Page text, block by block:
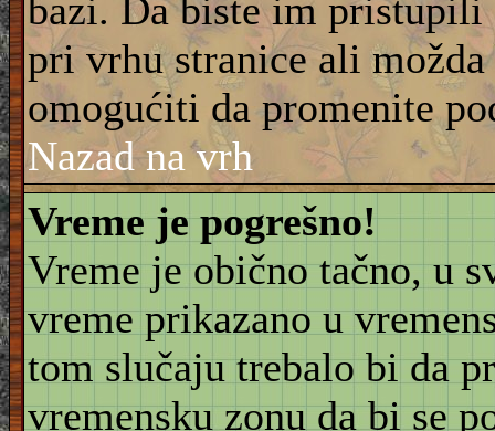
bazi. Da biste im
pri vrhu stranice ali
omogućiti da promenite
Nazad na vrh
Vreme je pogrešno!
Vreme je obično tačno, u
vreme prikazano u
tom slučaju trebalo bi da
vremensku zonu da bi se